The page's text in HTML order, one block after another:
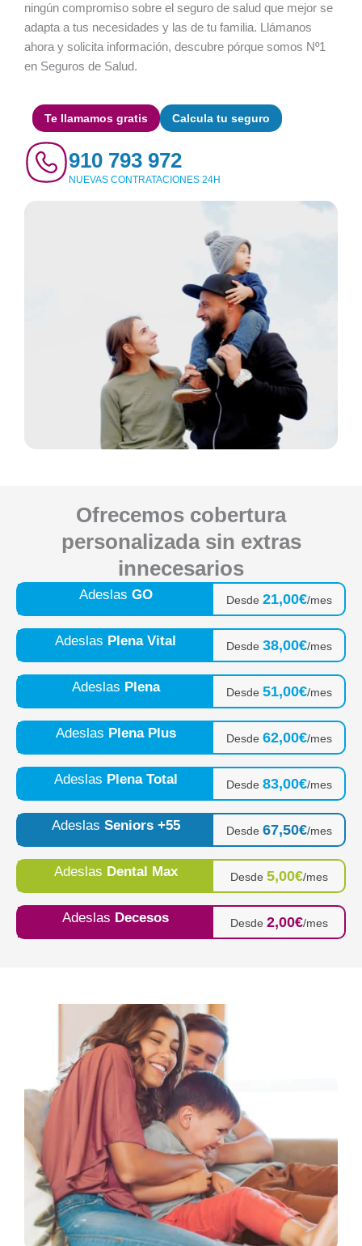
ningún compromiso sobre el seguro de salud que mejor se
adapta a tus necesidades y las de tu familia. Llámanos
ahora y solicita información, descubre pórque somos Nº1
en Seguros de Salud.
910 793 972
NUEVAS CONTRATACIONES 24H
Te llamamos gratis Calcula tu seguro
Ofrecemos cobertura
personalizada sin extras
innecesarios
Adeslas GO Desde 21,00€/mes
Adeslas Plena Vital Desde 38,00€/mes
Adeslas Plena Desde 51,00€/mes
Adeslas Plena Plus Desde 62,00€/mes
Adeslas Plena Total Desde 83,00€/mes
Adeslas Seniors +55 Desde 67,50€/mes
Adeslas Dental Max Desde 5,00€/mes
Adeslas Decesos Desde 2,00€/mes